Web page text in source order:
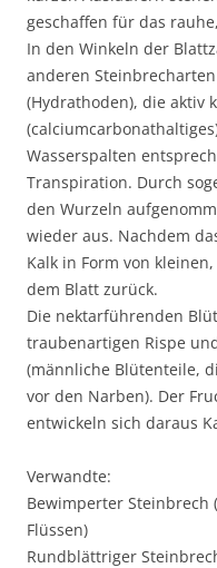
geschaffen für das
In den Winkeln der
anderen
(Hydrathoden), die aktiv
Wasserspalten
Transpiration. Durch
den Wurzeln
wieder aus. Nachdem
Kalk in Form von
dem Blatt zurück.
Die nektarführenden
traubenartigen Rispe
(männliche Blütenteile,
vor den Narben). Der
entwickeln sich daraus
Verwandte:
Bewimperter Steinbrech
Flüssen)
Rundblättriger